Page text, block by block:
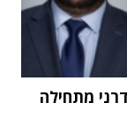
מתחילה